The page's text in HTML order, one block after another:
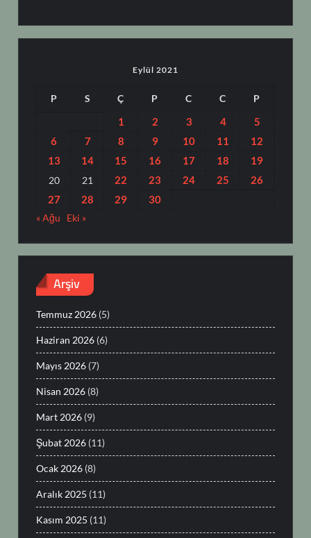
Eylül 2021
P S Ç P C C P
1 2 3 4
5
6
7 8 9 10 11
12
13
14 15 16 17 18 19
20 21 22 23 24 25
26
27
28 29 30
« Ağu Eki »
Arşiv
Temmuz 2026 (5)
Haziran 2026 (6)
Mayıs 2026 (7)
Nisan 2026 (8)
Mart 2026 (9)
Şubat 2026 (11)
Ocak 2026 (8)
Aralık 2025 (11)
Kasım 2025 (11)